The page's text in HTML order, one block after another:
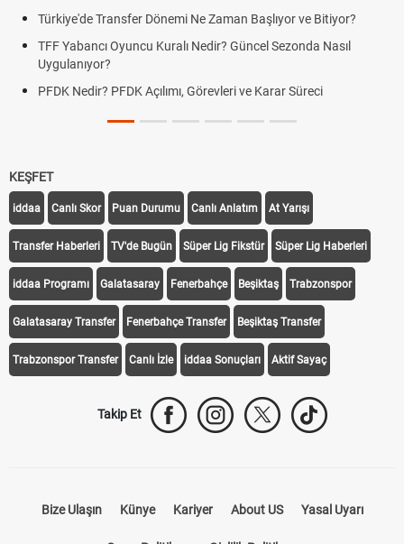
Transfer Dönemi Ne Zaman Başlıyor ve Bitiyor?
Yabancı Oyuncu Kuralı Nedir? Güncel Sezonda Nasıl
Nedir? PFDK Açılımı, Görevleri ve Karar Süreci
KEŞFET
iddaa Canlı Skor Puan Durumu Canlı Anlatım At Yarışı
Transfer Haberleri TV'de Bugün Süper Lig Fikstür Süper Lig Haberleri
iddaa Programı Galatasaray Fenerbahçe Beşiktaş Trabzonspor
Galatasaray Transfer Fenerbahçe Transfer Beşiktaş Transfer
Trabzonspor Transfer Canlı İzle iddaa Sonuçları Aktif Sayaç